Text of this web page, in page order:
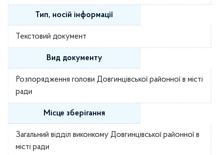
Тип, носій інформації
Текстовий документ
Вид документу
Розпорядження голови Довгинцівської районної в місті
ради
Місце зберігання
Загальний відділ виконкому Довгинцівської районної в
місті ради